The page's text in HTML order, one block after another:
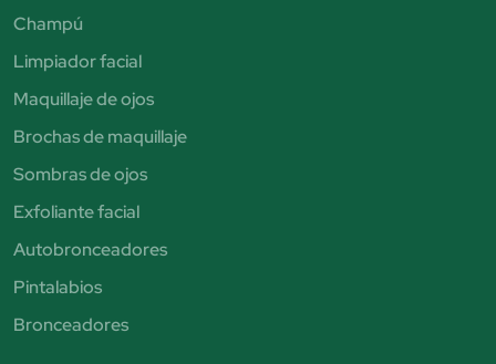
Champú
Limpiador facial
Maquillaje de ojos
Brochas de maquillaje
Sombras de ojos
Exfoliante facial
Autobronceadores
Pintalabios
Bronceadores